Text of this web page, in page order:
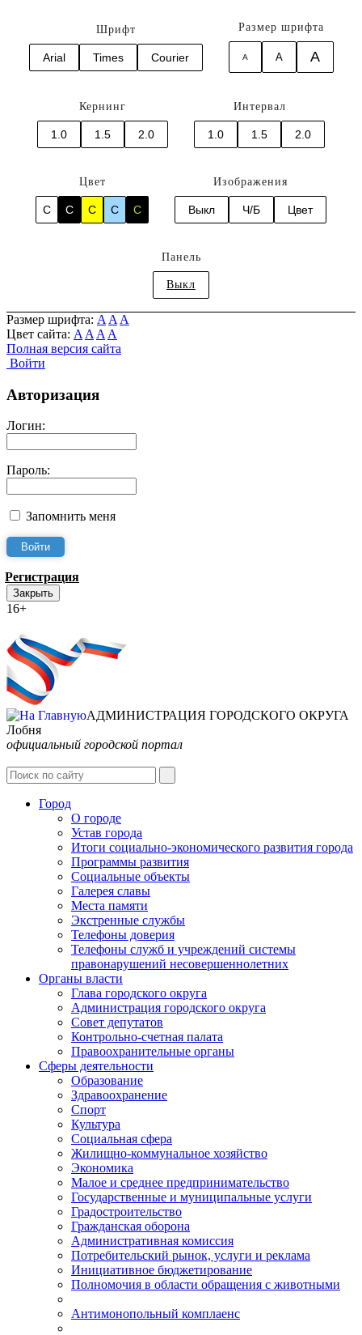
Шрифт
Arial Times Courier
Размер шрифта
A A A
Кернинг
1.0 1.5 2.0
Интервал
1.0 1.5 2.0
Цвет
C C C C C
Изображения
Выкл Ч/Б Цвет
Панель
Выкл
Размер шрифта: A A A
Цвет сайта: A A A A
Полная версия сайта
Войти
Авторизация
Логин:
Пароль:
Запомнить меня
Регистрация
Закрыть
16+
АДМИНИСТРАЦИЯ ГОРОДСКОГО ОКРУГА
Лобня
официальный городской портал
Город
О городе
Устав города
Итоги социально-экономического развития города
Программы развития
Социальные объекты
Галерея славы
Места памяти
Экстренные службы
Телефоны доверия
Телефоны служб и учреждений системы
правонарушений несовершеннолетних
Органы власти
Глава городского округа
Администрация городcкого округа
Совет депутатов
Контрольно-счетная палата
Правоохранительные органы
Сферы деятельности
Образование
Здравоохранение
Спорт
Культура
Социальная сфера
Жилищно-коммунальное хозяйство
Экономика
Малое и среднее предпринимательство
Государственные и муниципальные услуги
Градостроительство
Гражданская оборона
Административная комиссия
Потребительский рынок, услуги и реклама
Инициативное бюджетирование
Полномочия в области обращения с животными
Антимонопольный комплаенс